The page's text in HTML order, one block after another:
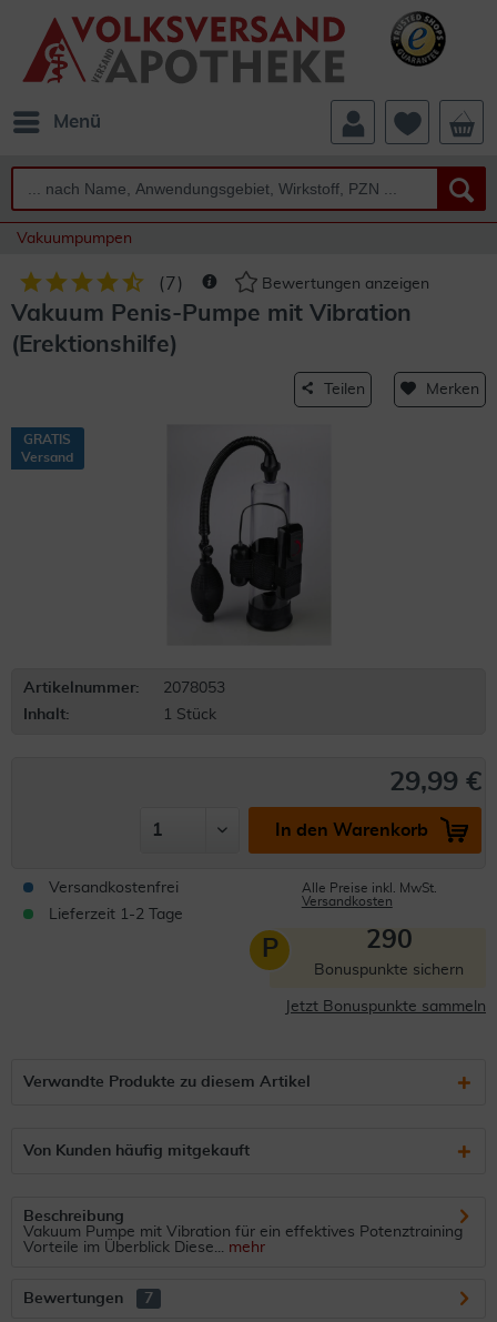
Menü
Vakuumpumpen
( 7 ) Bewertungen anzeigen
Vakuum Penis-Pumpe mit Vibration
(Erektionshilfe)
Teilen Merken
GRATIS
Versand
Artikelnummer:
2078053
Inhalt:
1 Stück
29,99 €
In den Warenkorb
Versandkostenfrei
Lieferzeit 1-2 Tage
Alle Preise inkl. MwSt.
Versandkosten
P 290
Bonuspunkte sichern
Jetzt Bonuspunkte sammeln
Verwandte Produkte zu diesem Artikel
Von Kunden häufig mitgekauft
Beschreibung
Vakuum Pumpe mit Vibration für ein effektives Potenztraining
Vorteile im Überblick Diese... mehr
Bewertungen 7